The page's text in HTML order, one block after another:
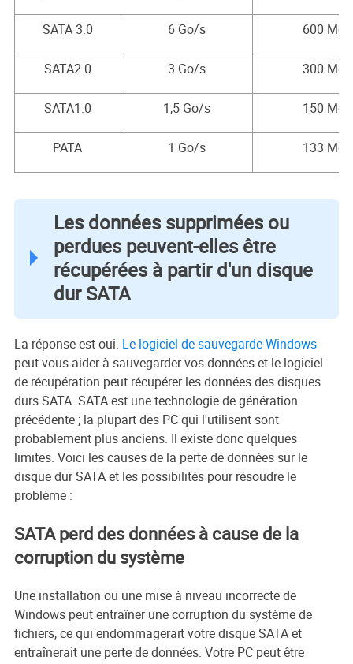
SATA 3.0 6 Go/s 600
SATA2.0 3 Go/s 300
SATA1.0 1,5 Go/s 150
PATA 1 Go/s 133
Les données supprimées ou
perdues peuvent-elles être
récupérées à partir d'un disque
dur SATA
La réponse est oui. Le logiciel de sauvegarde Windows
peut vous aider à sauvegarder vos données et le logiciel
de récupération peut récupérer les données des disques
durs SATA. SATA est une technologie de génération
précédente ; la plupart des PC qui l'utilisent sont
probablement plus anciens. Il existe donc quelques
limites. Voici les causes de la perte de données sur le
disque dur SATA et les possibilités pour résoudre le
problème :
SATA perd des données à cause de la
corruption du système
Une installation ou une mise à niveau incorrecte de
Windows peut entraîner une corruption du système de
fichiers, ce qui endommagerait votre disque SATA et
entraînerait une perte de données. Votre PC peut être